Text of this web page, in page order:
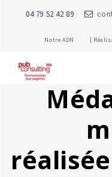
04 79 52 42 89
Notre ADN |